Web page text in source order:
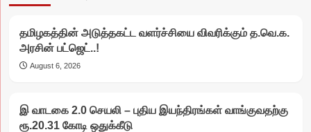
தமிழகத்தின் அடுத்தகட்ட வளர்ச்சியை விவரிக்கும் த.வெ.க.
அரசின் பட்ஜெட்..!
August 6, 2026
இ வாடகை 2.0 செயலி – புதிய இயந்திரங்கள் வாங்குவதற்கு
ரூ.20.31 கோடி ஒதுக்கீடு